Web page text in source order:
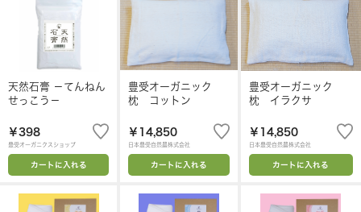
天然石膏 －てんねん
せっこう－
￥398
豊受オーガニクスショップ
カートに入れる
豊受オーガニック
枕 コットン
￥14,850
日本豊受自然農株式会社
カートに入れる
豊受オーガニック
枕 イラクサ
￥14,850
日本豊受自然農株式会社
カートに入れる